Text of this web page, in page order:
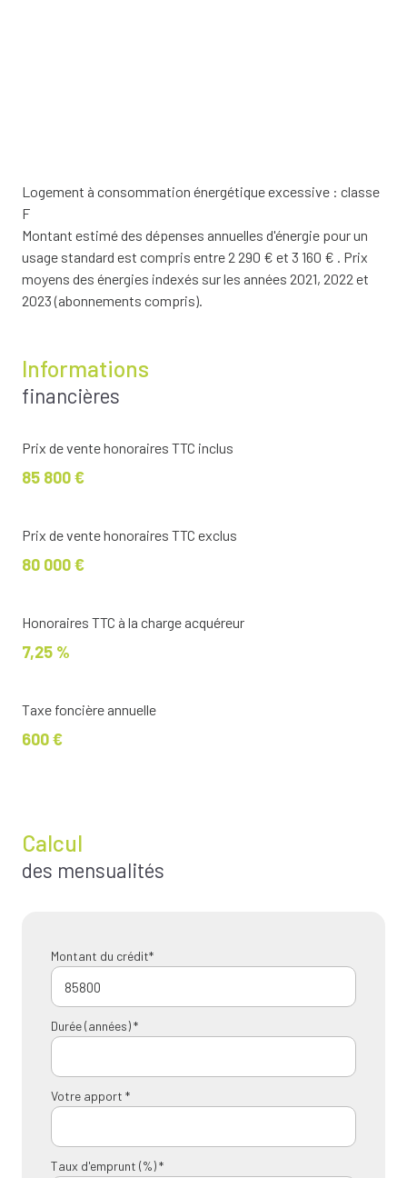
Logement à consommation énergétique excessive : classe
F
Montant estimé des dépenses annuelles d'énergie pour un
usage standard est compris entre 2 290 € et 3 160 € . Prix
moyens des énergies indexés sur les années 2021, 2022 et
2023 (abonnements compris).
Informations
financières
Prix de vente honoraires TTC inclus
85 800 €
Prix de vente honoraires TTC exclus
80 000 €
Honoraires TTC à la charge acquéreur
7,25 %
Taxe foncière annuelle
600 €
Calcul
des mensualités
Montant du crédit*
Durée (années) *
Votre apport *
Taux d'emprunt (%) *